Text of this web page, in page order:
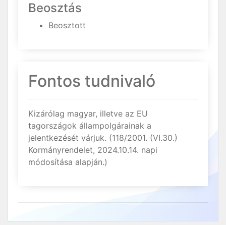
Beosztás
Beosztott
Fontos tudnivaló
Kizárólag magyar, illetve az EU
tagországok állampolgárainak a
jelentkezését várjuk. (118/2001. (VI.30.)
Kormányrendelet, 2024.10.14. napi
módosítása alapján.)